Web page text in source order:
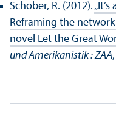
Schober, R. (2012).
Reframing the network
novel Let the Great
und Amerikanistik : ZAA